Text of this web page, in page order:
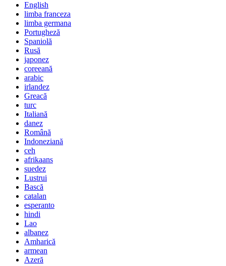
English
limba franceza
limba germana
Portugheză
Spaniolă
Rusă
japonez
coreeană
arabic
irlandez
Greacă
turc
Italiană
danez
Română
Indoneziană
ceh
afrikaans
suedez
Lustrui
Bască
catalan
esperanto
hindi
Lao
albanez
Amharică
armean
Azeră